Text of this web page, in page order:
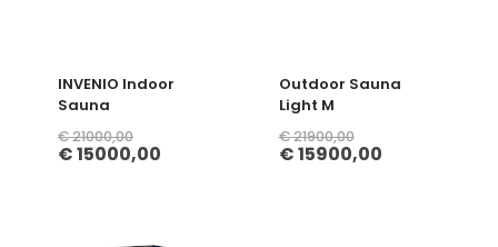
INVENIO Indoor
Sauna
€21000,00
€15000,00
Outdoor Sauna
Light M
€21900,00
€15900,00